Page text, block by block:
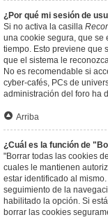
¿Por qué mi sesión de
Si no activa la casilla
una cookie segura, que se
tiempo. Esto previene que
que el sistema le
No es recomendable si
cyber-cafés, PCs de
administración del foro ha
Arriba
¿Cuál es la función de
"Borrar todas las cookies
cuales le mantienen
estar identificado al
seguimiento de la
habilitado la opción. Si
borrar las cookies